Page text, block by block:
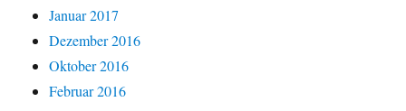
Januar 2017
Dezember 2016
Oktober 2016
Februar 2016